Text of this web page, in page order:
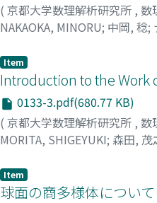
( 京都大学数理解析研究所 , 数
NAKAOKA, MINORU; 中岡, 稔;
Item
Introduction to the Work
0133-3.pdf(680.77 KB)
( 京都大学数理解析研究所 , 数
MORITA, SHIGEYUKI; 森田, 茂
Item
球面の商多様体につい